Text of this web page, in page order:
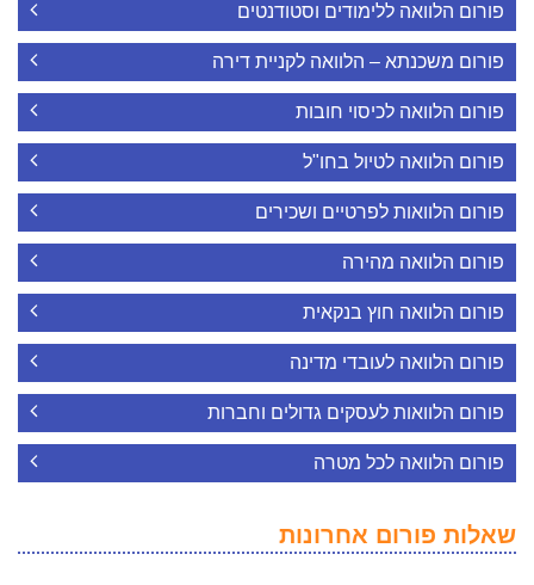
פורום הלוואה ללימודים וסטודנטים
פורום משכנתא – הלוואה לקניית דירה
פורום הלוואה לכיסוי חובות
פורום הלוואה לטיול בחו"ל
פורום הלוואות לפרטיים ושכירים
פורום הלוואה מהירה
פורום הלוואה חוץ בנקאית
פורום הלוואה לעובדי מדינה
פורום הלוואות לעסקים גדולים וחברות
פורום הלוואה לכל מטרה
שאלות פורום אחרונות